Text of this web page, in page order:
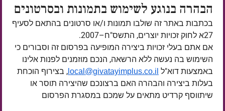
הבהרה בנוגע לשימוש בתמונות ובסרטונים
בכתבות באתר זה שולבו תמונות ו/או סרטונים בהתאם לסעיף
27א לחוק זכויות יוצרים, התשס"ח–2007.
אם אתם בעלי זכויות ביצירה המופיעה בפרסום זה וסבורים כי
השימוש בה נעשה ללא הרשאה, הנכם מוזמנים לפנות אלינו
באמצעות דוא"ל local@givatayimplus.co.il , בצירוף הוכחת
בעלות ביצירה והבהרה האם ברצונכם שהיצירה תוסר או
שיתווסף קרדיט מתאים על שמכם במסגרת הפרסום